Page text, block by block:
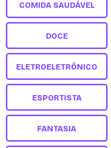
COMIDA SAUDÁVEL
DOCE
ELETROELETRÔNICO
ESPORTISTA
FANTASIA